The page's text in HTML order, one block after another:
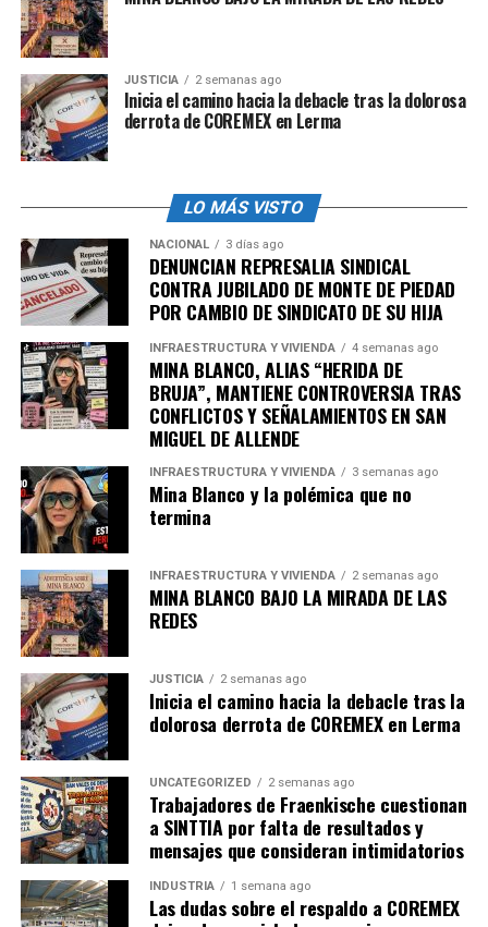
El hombre atrapado estuvo todo
el tiempo comunicado con su
familia y Protección Civil para
ser rescatado
Secretaría de Seguridad
Ciudadanainformó que se llevan a cabo laslaboresde
mitigaciónde riesgosen coordinación con elementos
delEjército bomberos de laSecretaría de Seguridad
Públicadel Estado yProtección Civil Municipal, bajo
elPlan DNIII.
Durante las labores por elincendioen unnegocio
BoulevardXonacatepec ,Emanuel de 24 añosfue
rescatadodel siniestro y atendido por losparamédicos
para ser posteriormentetrasladado a un hospital.
anterior gracias a la coordinación con elC5así como la
Dirección de Emergencia y Respuesta Inmediata
(DERI).
Cabe mencionar queEmanuel, quien dio aviso de la
emergencia
a las autoridades, se mantuvo en
comunicación
en todo momento con los elementos de
laDERIyProtección Civil
resguardarse en el «cuarto frío«.
Las labores de control delsiniestro por parte de los
cuerpos de emergencia
admin
JUSTICIA 2 semanas ago
Inicia el camino hacia la debacle tras la dolorosa
derrota de COREMEX en Lerma
LO MÁS VISTO
NACIONAL 3 días ago
DENUNCIAN REPRESALIA SINDICAL
CONTRA JUBILADO DE MONTE DE PIEDAD
POR CAMBIO DE SINDICATO DE SU HIJA
INFRAESTRUCTURA Y VIVIENDA 4 semanas ago
MINA BLANCO, ALIAS “HERIDA DE
BRUJA”, MANTIENE CONTROVERSIA TRAS
CONFLICTOS Y SEÑALAMIENTOS EN SAN
MIGUEL DE ALLENDE
INFRAESTRUCTURA Y VIVIENDA 3 semanas ago
Mina Blanco y la polémica que no
termina
INFRAESTRUCTURA Y VIVIENDA 2 semanas ago
MINA BLANCO BAJO LA MIRADA DE LAS
REDES
JUSTICIA 2 semanas ago
Inicia el camino hacia la debacle tras la
dolorosa derrota de COREMEX en Lerma
UNCATEGORIZED 2 semanas ago
Trabajadores de Fraenkische cuestionan
a SINTTIA por falta de resultados y
mensajes que consideran intimidatorios
INDUSTRIA 1 semana ago
Las dudas sobre el respaldo a COREMEX